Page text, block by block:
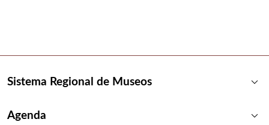
Sistema Regional de Museos keyboard_arrow_down
Agenda keyboard_arrow_down